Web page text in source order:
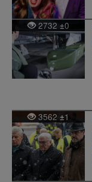
2732±0
3562±1